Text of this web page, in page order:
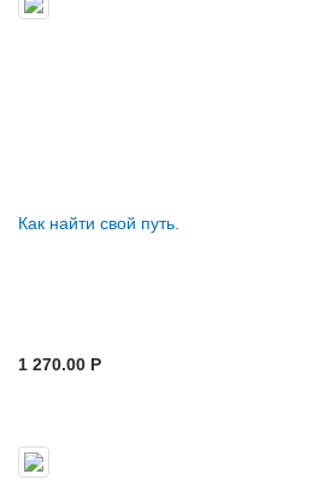
Как найти свой путь.
1 270.00 P